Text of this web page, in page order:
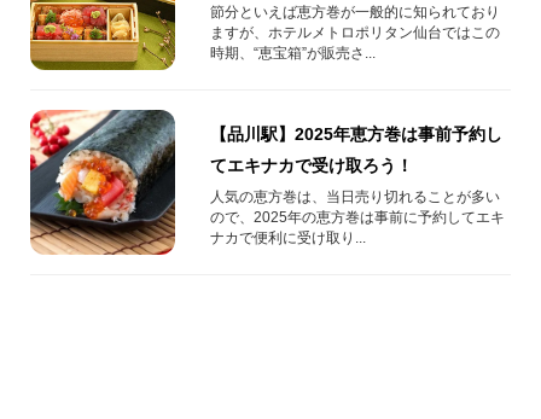
箱はいかがでしょうか？
節分といえば恵方巻が一般的に知られており
ますが、ホテルメトロポリタン仙台ではこの
時期、“恵宝箱”が販売さ...
【品川駅】2025年恵方巻は事前予約し
てエキナカで受け取ろう！
人気の恵方巻は、当日売り切れることが多い
ので、2025年の恵方巻は事前に予約してエキ
ナカで便利に受け取り...